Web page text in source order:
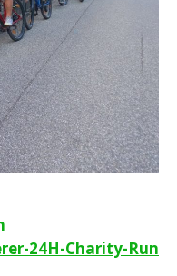
24H-Charity-Run